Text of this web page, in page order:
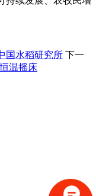
国水稻研究所 下一
温摇床